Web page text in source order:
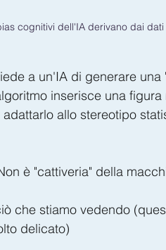
cognitivi dell'IA derivano dai
a un'IA di generare
inserisce una
allo stereotipo
è "cattiveria" della
che stiamo vedendo
delicato)